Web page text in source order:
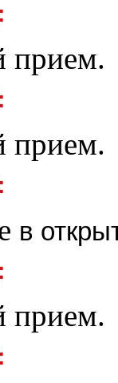
прием.
прием.
в
прием.